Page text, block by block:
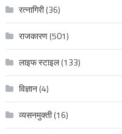
रत्नागिरी(36)
राजकारण(501)
लाइफ स्टाइल(133)
विज्ञान(4)
व्यसनमुक्ती(16)